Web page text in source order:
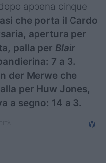
appena cinque
che porta il Cardo
apertura per
palla per Blair
7 a 3.
der Merwe che
per Huw Jones,
a segno: 14 a 3.